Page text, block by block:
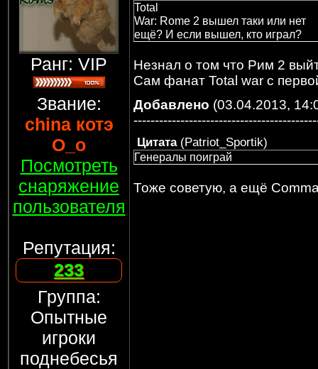
Ранг: VIP
Звание:
china котэ
О_о
Посмотреть
снаряжение
пользователя
Репутация:
233
Группа:
Опытные
игроки
поднебесья
Total
War: Rome 2 вышел таки или нет
ещё? И если вышел, кто играл?
Незнал о том что Рим 2
Сам фанат Total war с
Добавлено (03.04.2013,
Цитата(Patriot_Sportik)
Генералы поиграй
Тоже советую, а ещё